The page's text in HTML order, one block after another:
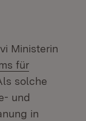
Ministerin
für
in neuem
solche
und
in